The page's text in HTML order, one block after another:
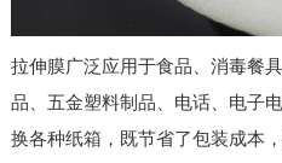
拉伸膜广泛应用于食品、消毒餐
品、五金塑料制品、电话、电子
换各种纸箱，既节省了包装成本